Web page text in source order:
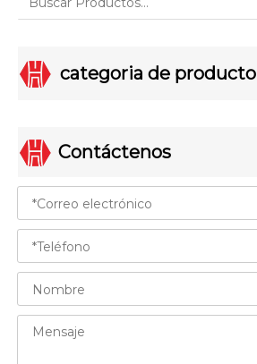
categoria de producto
Contáctenos